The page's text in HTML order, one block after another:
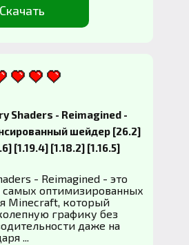
Скачать
Shaders - Reimagined -
шейдер [26.2]
[1.19.4] [1.18.2] [1.16.5]
- Reimagined - это
оптимизированных
Minecraft, который
графику без
даже на
...